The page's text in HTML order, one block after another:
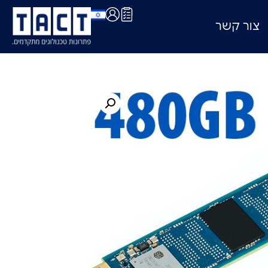
צור קשר